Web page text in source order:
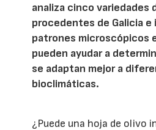
analiza cinco variedades
procedentes de Galicia
patrones microscópicos
pueden ayudar a
se adaptan mejor a
bioclimáticas.
¿Puede una hoja de olivo